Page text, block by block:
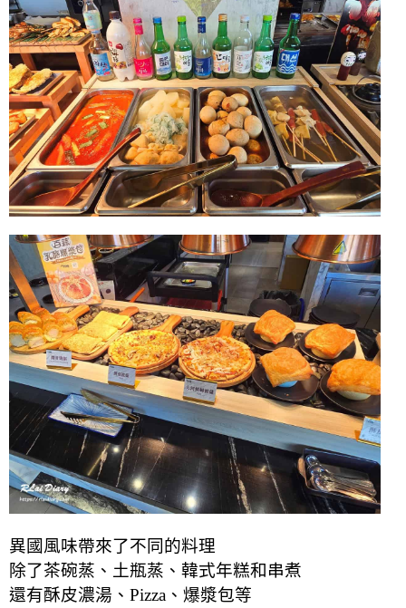
異國風味帶來了不同的料理
除了茶碗蒸、土瓶蒸、韓式年糕和串煮
還有酥皮濃湯、Pizza、爆漿包等